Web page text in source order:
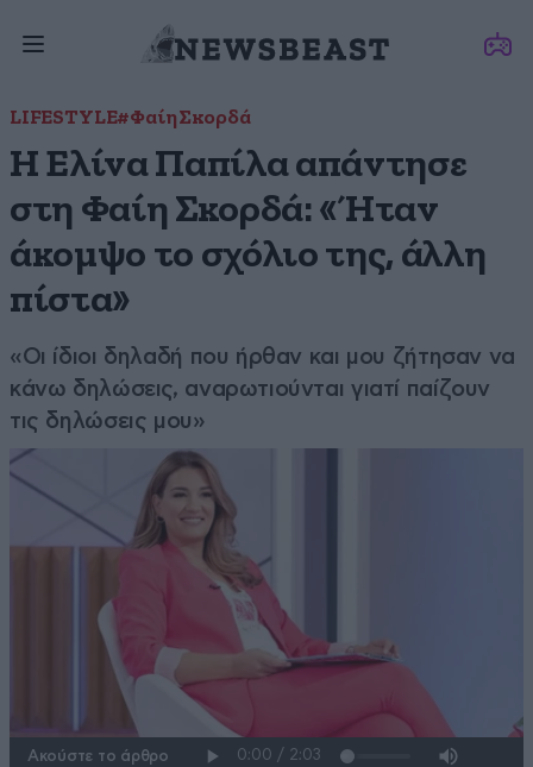
LIFESTYLE#Φαίη Σκορδά
Η Ελίνα Παπίλα απάντησε
στη Φαίη Σκορδά: «Ήταν
άκομψο το σχόλιο της, άλλη
πίστα»
«Οι ίδιοι δηλαδή που ήρθαν και μου ζήτησαν να
κάνω δηλώσεις, αναρωτιούνται γιατί παίζουν
τις δηλώσεις μου»
Ακούστε το άρθρο